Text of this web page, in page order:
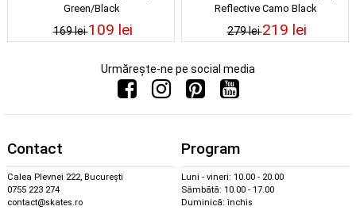
Green/Black
169 lei109 lei
Reflective Camo Black
279 lei219 lei
Urmărește-ne pe social media
Contact
Calea Plevnei 222, București
0755 223 274
contact@skates.ro
Program
Luni - vineri: 10.00 - 20.00
Sâmbătă: 10.00 - 17.00
Duminică: închis